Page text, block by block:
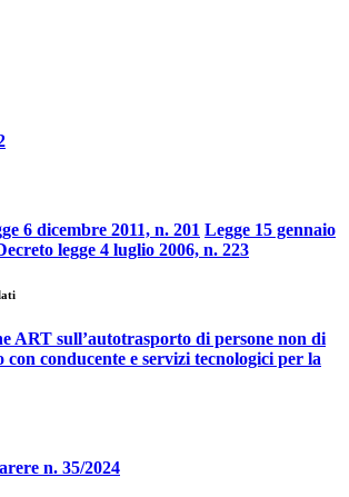
6 dicembre 2011, n. 201 Legge 15 gennaio
legge 4 luglio 2006, n. 223
ART sull’autotrasporto di persone non di
con conducente e servizi tecnologici per la
n. 35/2024